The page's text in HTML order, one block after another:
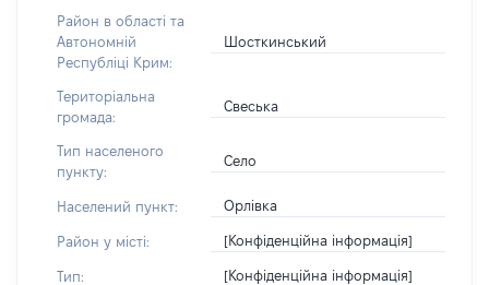
Район в області та
Автономній
Республіці Крим:
Шосткинський
Територіальна
громада:
Свеська
Тип населеного
пункту:
Село
Населений пункт: Орлівка
Район у місті: [Конфіденційна інформація]
Тип: [Конфіденційна інформація]